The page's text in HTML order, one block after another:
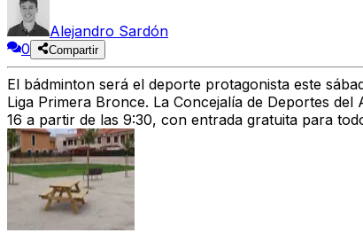
Alejandro Sardón
0
Compartir
El bádminton será el deporte protagonista este
Liga Primera Bronce. La Concejalía de Deportes del
16 a partir de las 9:30, con entrada gratuita para